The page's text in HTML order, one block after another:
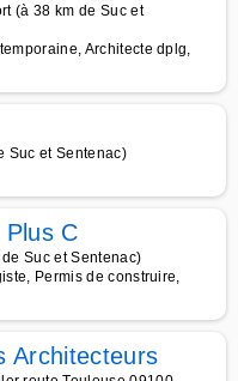
(à 38 km de Suc et
Architecte dplg,
Suc et Sentenac)
C
Suc et Sentenac)
Permis de construire,
Architecteurs